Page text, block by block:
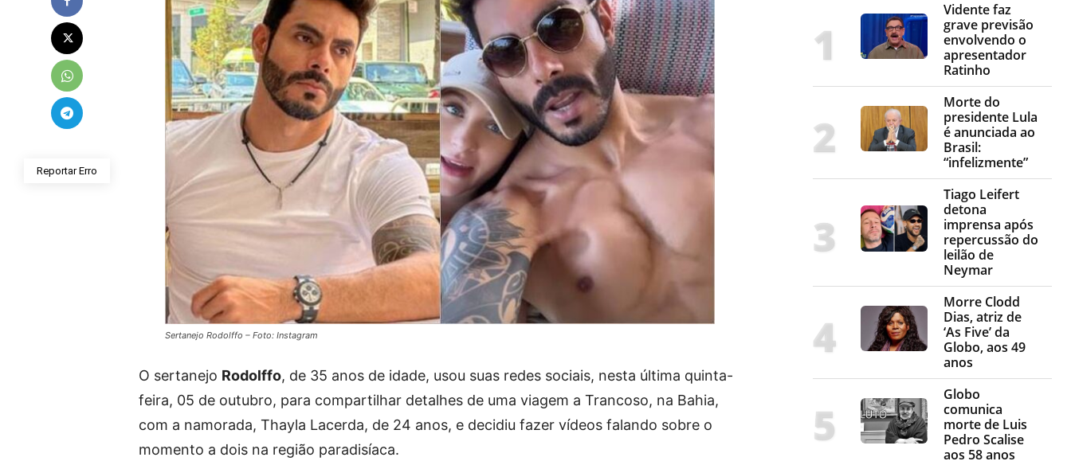
Reportar Erro
Sertanejo Rodolffo – Foto: Instagram
O sertanejo Rodolffo, de 35 anos de idade, usou suas redes sociais, nesta última quinta-
feira, 05 de outubro, para compartilhar detalhes de uma viagem a Trancoso, na Bahia,
com a namorada, Thayla Lacerda, de 24 anos, e decidiu fazer vídeos falando sobre o
momento a dois na região paradisíaca.
Vidente faz
grave previsão
envolvendo o
apresentador
Ratinho
Morte do
presidente Lula
é anunciada ao
Brasil:
“infelizmente”
Tiago Leifert
detona
imprensa após
repercussão do
leilão de
Neymar
Morre Clodd
Dias, atriz de
‘As Five’ da
Globo, aos 49
anos
Globo
comunica
morte de Luis
Pedro Scalise
aos 58 anos